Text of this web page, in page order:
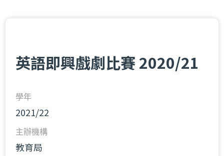
英語即興戲劇比賽 2020/21
學年
2021/22
主辦機構
教育局